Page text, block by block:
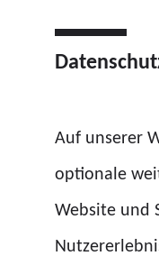
nicht nur die
Auf unserer
optionale
Website und